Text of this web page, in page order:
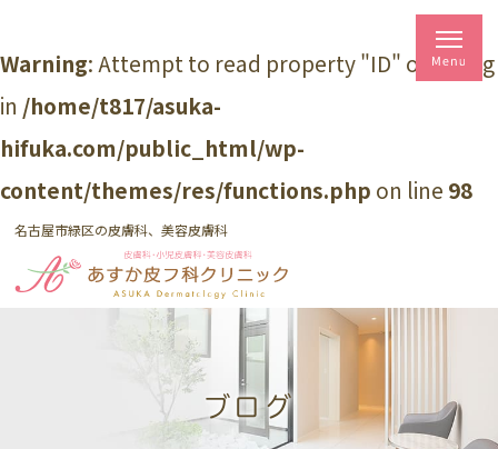
Warning: Attempt to read property "ID" on string
in /home/t817/asuka-
hifuka.com/public_html/wp-
content/themes/res/functions.php on line 98
名古屋市緑区の皮膚科、美容皮膚科
ブログ